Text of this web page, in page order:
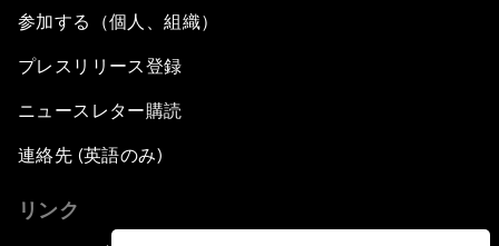
参加する（個人、組織）
プレスリリース登録
ニュースレター購読
連絡先 (英語のみ)
リンク